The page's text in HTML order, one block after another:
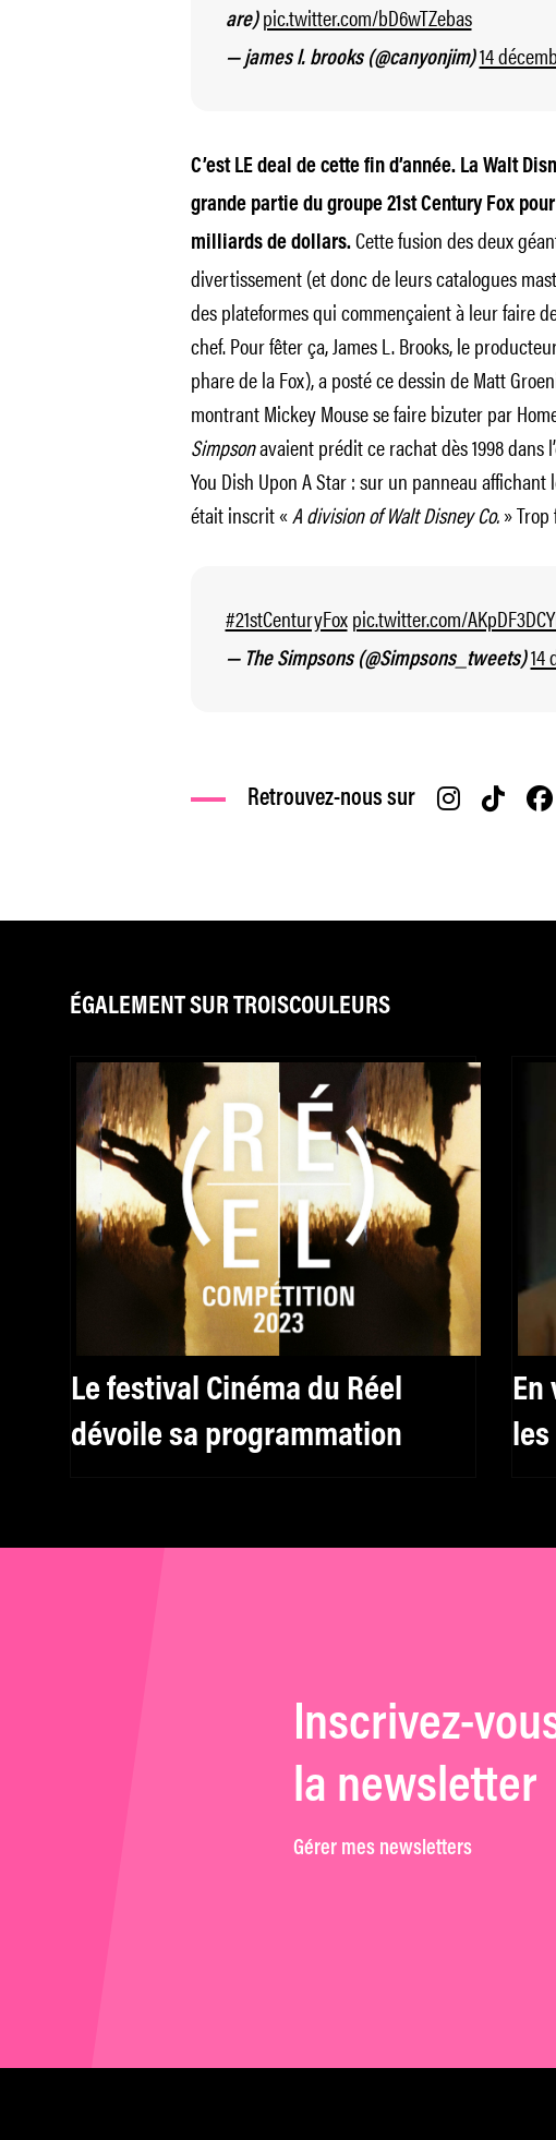
are) pic.twitter.com/bD6wTZebas
— james l. brooks (@canyonjim)14
C’est LE deal de cette fin d’année. La Walt
grande partie du groupe 21st Century Fox
milliards de dollars.Cette fusion des deux
divertissement (et donc de leurs catalogues
des plateformes qui commençaient à leur faire
chef. Pour fêter ça, James L. Brooks, le
phare de la Fox), a posté ce dessin de Matt
montrant Mickey Mouse se faire bizuter par
Simpsonavaient prédit ce rachat dès 1998 dans
You Dish Upon A Star : sur un panneau
était inscrit «A division of Walt Disney Co.» Trop
#21stCenturyFoxpic.twitter.com/
— The Simpsons (@Simpsons_tweets)14
Retrouvez-nous sur
ÉGALEMENT SUR TROISCOULEURS
Le festival Cinéma du Réel
dévoile sa programmation
En
Inscrivez-
la newsletter
Gérer mes newsletters